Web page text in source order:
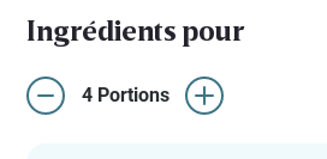
Ingrédients pour
4 Portions